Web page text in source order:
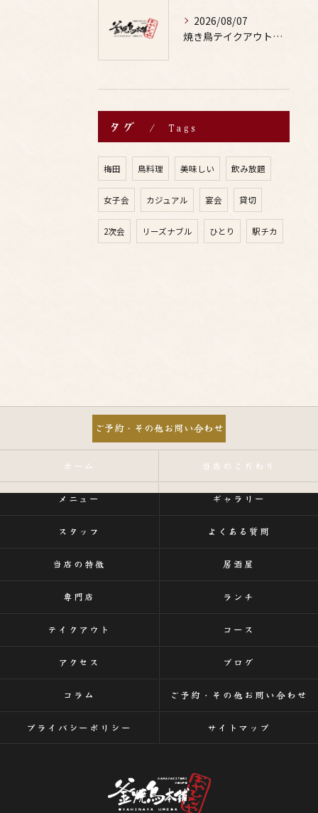
2026/08/07
焼き鳥テイクアウトで居酒屋気分を自宅で満喫するための賢い注文術と本数の目安
タグ Tags
梅田 鳥料理 美味しい 飲み放題
女子会 カジュアル 宴会 貸切
2次会 リーズナブル ひとり 駅チカ
ご予約・その他お問い合わせ
ホーム 当店のこだわり
メニュー ギャラリー
スタッフ よくある質問
当店の特徴 居酒屋
専門店 ランチ
テイクアウト コース
アクセス ブログ
コラム ご予約・その他お問い合わせ
プライバシーポリシー サイトマップ